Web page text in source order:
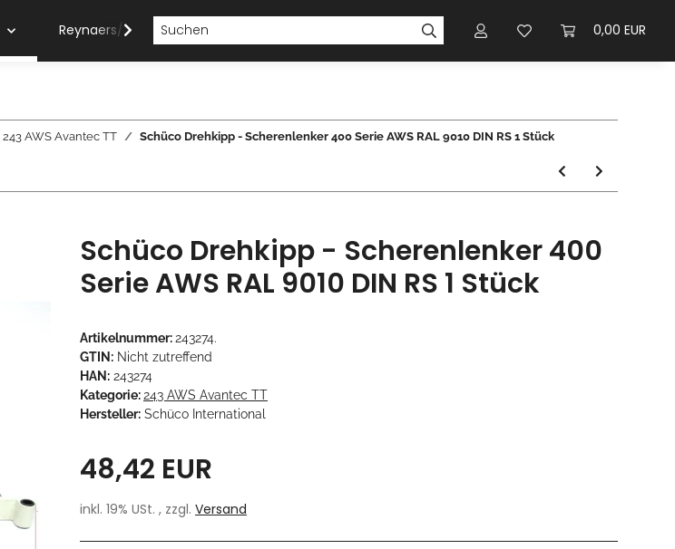
0,00 EUR
Reynaers/Sobinco Verarbeiter
243 AWS Avantec TT Schüco Drehkipp - Scherenlenker 400 Serie AWS RAL 9010 DIN RS 1 Stück
Schüco Drehkipp - Scherenlenker 400
Serie AWS RAL 9010 DIN RS 1 Stück
Artikelnummer:243274.
GTIN: Nicht zutreffend
HAN: 243274
Kategorie:243 AWS Avantec TT
Hersteller: Schüco International
48,42 EUR
inkl. 19% USt. , zzgl. Versand